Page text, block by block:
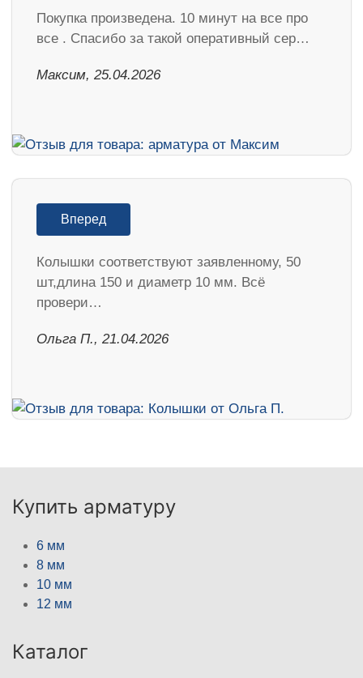
Покупка произведена. 10 минут на все про
все . Спасибо за такой оперативный сер…
Максим, 25.04.2026
Вперед
Колышки соответствуют заявленному, 50
шт,длина 150 и диаметр 10 мм. Всё
провери…
Ольга П., 21.04.2026
Купить арматуру
6 мм
8 мм
10 мм
12 мм
Каталог